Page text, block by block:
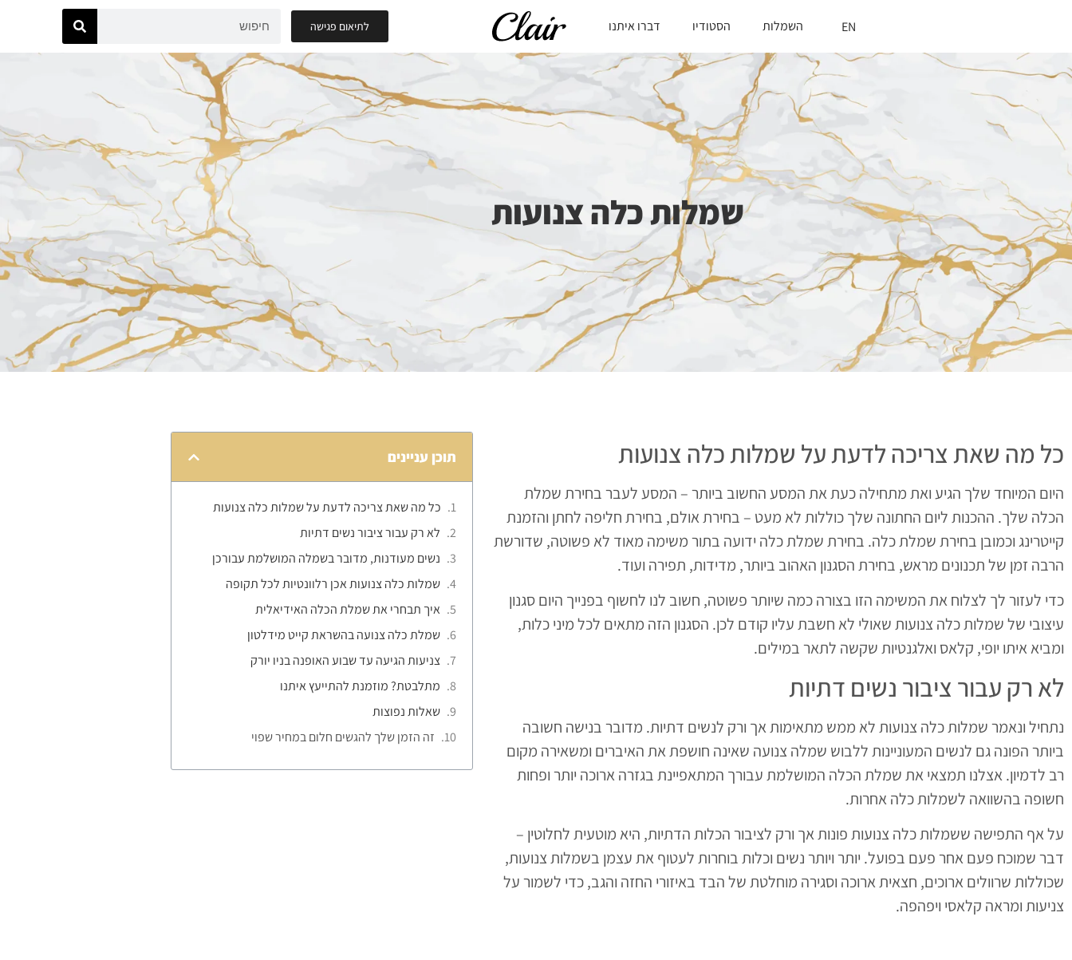
EN השמלות הסטודיו דברו איתנו לתיאום פגישה
שמלות כלה צנועות
כל מה שאת צריכה לדעת על שמלות כלה צנועות
היום המיוחד שלך הגיע ואת מתחילה כעת את המסע החשוב ביותר – המסע לעבר בחירת שמלת
הכלה שלך. ההכנות ליום החתונה שלך כוללות לא מעט – בחירת אולם, בחירת חליפה לחתן והזמנת
קייטרינג וכמובן בחירת שמלת כלה. בחירת שמלת כלה ידועה בתור משימה מאוד לא פשוטה, שדורשת
הרבה זמן של תכנונים מראש, בחירת הסגנון האהוב ביותר, מדידות, תפירה ועוד.
כדי לעזור לך לצלוח את המשימה הזו בצורה כמה שיותר פשוטה, חשוב לנו לחשוף בפנייך היום סגנון
עיצובי של שמלות כלה צנועות שאולי לא חשבת עליו קודם לכן. הסגנון הזה מתאים לכל מיני כלות,
ומביא איתו יופי, קלאס ואלגנטיות שקשה לתאר במילים.
לא רק עבור ציבור נשים דתיות
נתחיל ונאמר שמלות כלה צנועות לא ממש מתאימות אך ורק לנשים דתיות. מדובר בנישה חשובה
ביותר הפונה גם לנשים המעוניינות ללבוש שמלה צנועה שאינה חושפת את האיברים ומשאירה מקום
רב לדמיון. אצלנו תמצאי את שמלת הכלה המושלמת עבורך המתאפיינת בגזרה ארוכה יותר ופחות
חשופה בהשוואה לשמלות כלה אחרות.
על אף התפישה ששמלות כלה צנועות פונות אך ורק לציבור הכלות הדתיות, היא מוטעית לחלוטין –
דבר שמוכח פעם אחר פעם בפועל. יותר ויותר נשים וכלות בוחרות לעטוף את עצמן בשמלות צנועות,
שכוללות שרוולים ארוכים, חצאית ארוכה וסגירה מוחלטת של הבד באיזורי החזה והגב, כדי לשמור על
צניעות ומראה קלאסי ויפהפה.
תוכן עניינים
כל מה שאת צריכה לדעת על שמלות כלה צנועות
לא רק עבור ציבור נשים דתיות
נשים מעודנות, מדובר בשמלה המושלמת עבורכן
שמלות כלה צנועות אכן רלוונטיות לכל תקופה
איך תבחרי את שמלת הכלה האידיאלית
שמלת כלה צנועה בהשראת קייט מידלטון
צניעות הגיעה עד שבוע האופנה בניו יורק
מתלבטת? מוזמנת להתייעץ איתנו
שאלות נפוצות
זה הזמן שלך להגשים חלום במחיר שפוי